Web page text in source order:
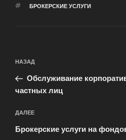
МЕТКИ
БРОКЕРСКИЕ УСЛУГИ
по
записям
Предыдущая
запись:
НАЗАД
Обслуживание
частных лиц
Следующая
запись
ДАЛЕЕ
Брокерские услуги на